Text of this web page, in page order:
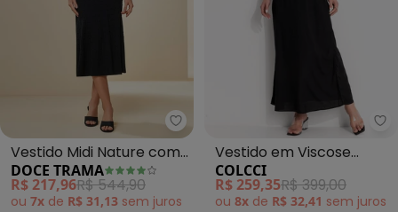
Doce Trama - Vestido Midi
Vestido Midi Nature com
Textura (Preto)
DOCE TRAMA
R$ 217,96R$ 544,90
ou 7x de R$ 31,13 sem juros
Vestido em Viscose
(Preto)
COLCCI
R$ 259,35R$ 399,00
ou 8x de R$ 32,41 sem juros